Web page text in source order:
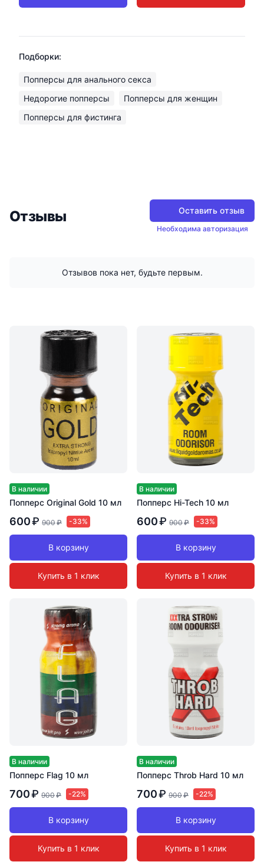
Подборки:
Попперсы для анального секса
Недорогие попперсы
Попперсы для женщин
Попперсы для фистинга
Отзывы Оставить отзыв
Необходима авторизация
Отзывов пока нет, будьте первым.
В наличии
Попперс Original Gold 10 мл
600₽ 900₽ -33%
В корзину
Купить в 1 клик
В наличии
Попперс Hi-Tech 10 мл
600₽ 900₽ -33%
В корзину
Купить в 1 клик
В наличии
Попперс Flag 10 мл
700₽ 900₽ -22%
В корзину
Купить в 1 клик
В наличии
Попперс Throb Hard 10 мл
700₽ 900₽ -22%
В корзину
Купить в 1 клик